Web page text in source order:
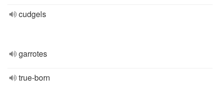
cudgels
garrotes
true-born